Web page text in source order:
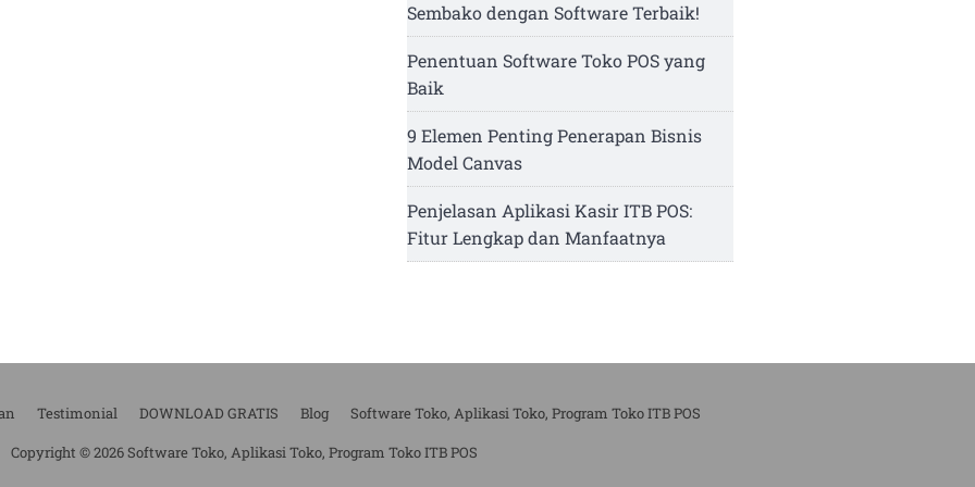
Sembako dengan Software Terbaik!
Penentuan Software Toko POS yang
Baik
9 Elemen Penting Penerapan Bisnis
Model Canvas
Penjelasan Aplikasi Kasir ITB POS:
Fitur Lengkap dan Manfaatnya
Testimonial DOWNLOAD GRATIS Blog
Software Toko, Aplikasi Toko, Program Toko ITB POS
Copyright © 2026 Software Toko, Aplikasi Toko, Program Toko ITB POS